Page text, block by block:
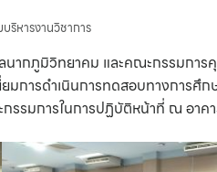
ริหารงานวิชาการ
ากภูมิวิทยาคม และคณะกรรมกา
มการดำเนินการทดสอบทางการ
รรมการในการปฏิบัติหน้าที่ ณ อาค